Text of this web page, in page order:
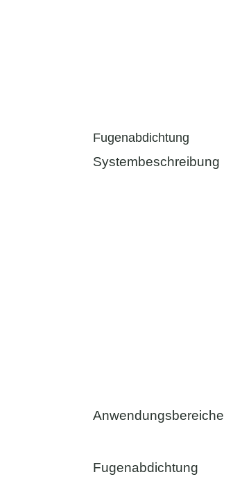
Fugenabdichtung
Systembeschreibung
Anwendungsbereiche
Fugenabdichtung